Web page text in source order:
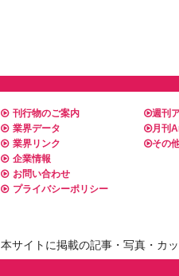
刊行物のご案内
業界データ
業界リンク
企業情報
お問い合わせ
プライバシーポリシー
週刊
月刊
その
本サイトに掲載の記事・写真・カ